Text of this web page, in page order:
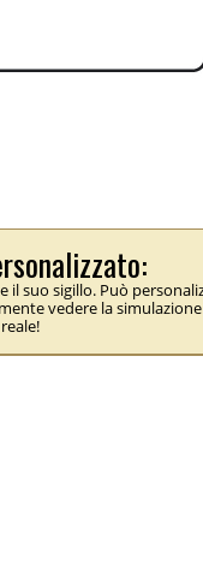
il suo sigillo. Può
vedere la